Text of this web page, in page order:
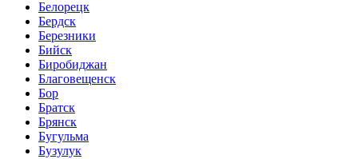
Белорецк
Бердск
Березники
Бийск
Биробиджан
Благовещенск
Бор
Братск
Брянск
Бугульма
Бузулук